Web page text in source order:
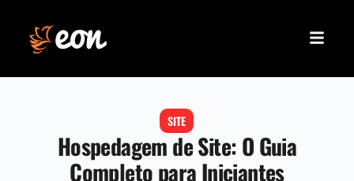
SITE
Hospedagem de Site: O Guia
Completo para Iniciantes